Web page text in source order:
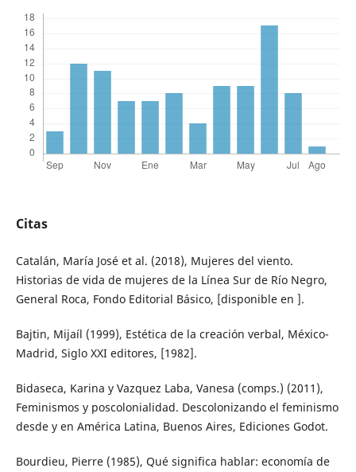
Citas
Catalán, María José et al. (2018), Mujeres del viento.
Historias de vida de mujeres de la Línea Sur de Río Negro,
General Roca, Fondo Editorial Básico, [disponible en ].
Bajtin, Mijaíl (1999), Estética de la creación verbal, México-
Madrid, Siglo XXI editores, [1982].
Bidaseca, Karina y Vazquez Laba, Vanesa (comps.) (2011),
Feminismos y poscolonialidad. Descolonizando el feminismo
desde y en América Latina, Buenos Aires, Ediciones Godot.
Bourdieu, Pierre (1985), Qué significa hablar: economía de